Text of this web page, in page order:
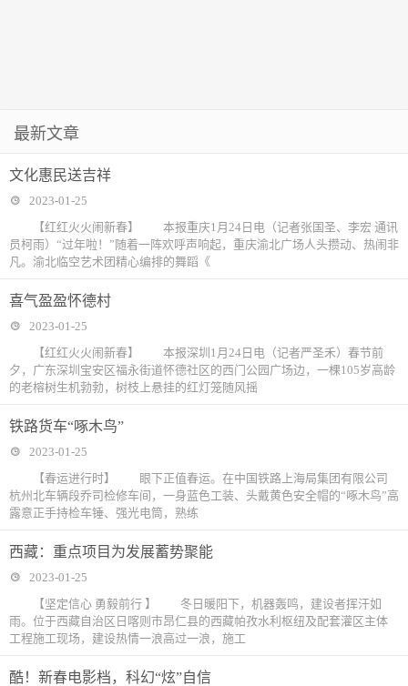
最新文章
文化惠民送吉祥
2023-01-25
【红红火火闹新春】 本报重庆1月24日电（记者张国圣、李宏 通讯
员柯雨）“过年啦！”随着一阵欢呼声响起，重庆渝北广场人头攒动、热闹非
凡。渝北临空艺术团精心编排的舞蹈《
喜气盈盈怀德村
2023-01-25
【红红火火闹新春】 本报深圳1月24日电（记者严圣禾）春节前
夕，广东深圳宝安区福永街道怀德社区的西门公园广场边，一棵105岁高龄
的老榕树生机勃勃，树枝上悬挂的红灯笼随风摇
铁路货车“啄木鸟”
2023-01-25
【春运进行时】 眼下正值春运。在中国铁路上海局集团有限公司
杭州北车辆段乔司检修车间，一身蓝色工装、头戴黄色安全帽的“啄木鸟”高
露意正手持检车锤、强光电筒，熟练
西藏：重点项目为发展蓄势聚能
2023-01-25
【坚定信心 勇毅前行 】 冬日暖阳下，机器轰鸣，建设者挥汗如
雨。位于西藏自治区日喀则市昂仁县的西藏帕孜水利枢纽及配套灌区主体
工程施工现场，建设热情一浪高过一浪，施工
酷！新春电影档，科幻“炫”自信